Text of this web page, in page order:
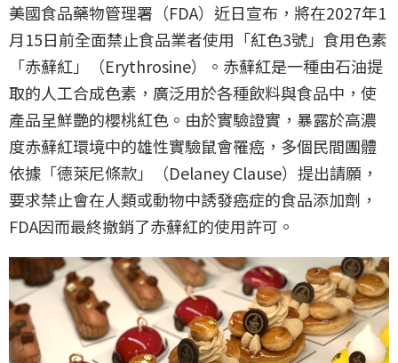
美國食品藥物管理署（FDA）近日宣布，將在2027年1
月15日前全面禁止食品業者使用「紅色3號」食用色素
「赤蘚紅」（Erythrosine）。赤蘚紅是一種由石油提
取的人工合成色素，廣泛用於各種飲料與食品中，使
產品呈鮮艷的櫻桃紅色。由於實驗證實，暴露於高濃
度赤蘚紅環境中的雄性實驗鼠會罹癌，多個民間團體
依據「德萊尼條款」（Delaney Clause）提出請願，
要求禁止會在人類或動物中誘發癌症的食品添加劑，
FDA因而最終撤銷了赤蘚紅的使用許可。